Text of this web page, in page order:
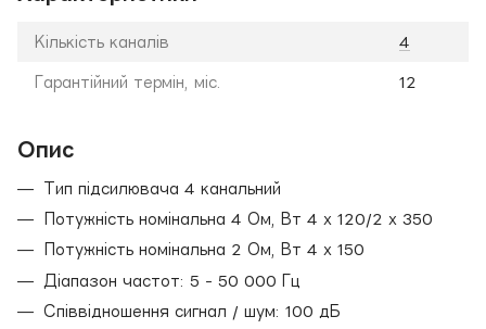
Кількість каналів 4
Гарантійний термін, міс. 12
Опис
Тип підсилювача 4 канальний
Потужність номінальна 4 Ом, Вт 4 х 120/2 х 350
Потужність номінальна 2 Ом, Вт 4 х 150
Діапазон частот: 5 - 50 000 Гц
Співвідношення сигнал / шум: 100 дБ